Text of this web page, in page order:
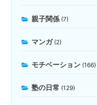
親子関係 (7)
マンガ(2)
モチベーション (166)
塾の日常 (129)